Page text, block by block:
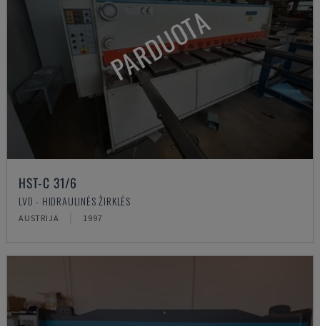
PARDUOTA
HST-C 31/6
LVD - HIDRAULINĖS ŽIRKLĖS
AUSTRIJA 1997